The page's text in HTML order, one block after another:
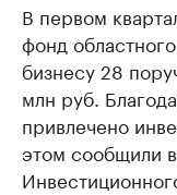
В первом
фонд
бизнесу 28
млн руб.
привлечено
этом сообщили